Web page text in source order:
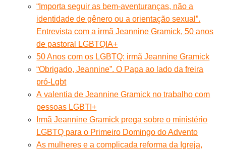
“Importa seguir as bem-aventuranças, não a
identidade de gênero ou a orientação sexual”.
Entrevista com a irmã Jeannine Gramick, 50 anos
de pastoral LGBTQIA+
50 Anos com os LGBTQ: irmã Jeannine Gramick
“Obrigado, Jeannine”. O Papa ao lado da freira
pró-Lgbt
A valentia de Jeannine Gramick no trabalho com
pessoas LGBTI+
Irmã Jeannine Gramick prega sobre o ministério
LGBTQ para o Primeiro Domingo do Advento
As mulheres e a complicada reforma da Igreja,